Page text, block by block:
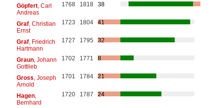
Göpfert, Carl
Andreas
1768 1818 38
Graf, Christian
Ernst
1723 1804 41
Graf, Friedrich
Hartmann
1727 1795 32
Graun, Johann
Gottlieb
1702 1771 8
Gross , Joseph
Arnold
1701 1784 21
Hagen,
Bernhard
1720 1787 24